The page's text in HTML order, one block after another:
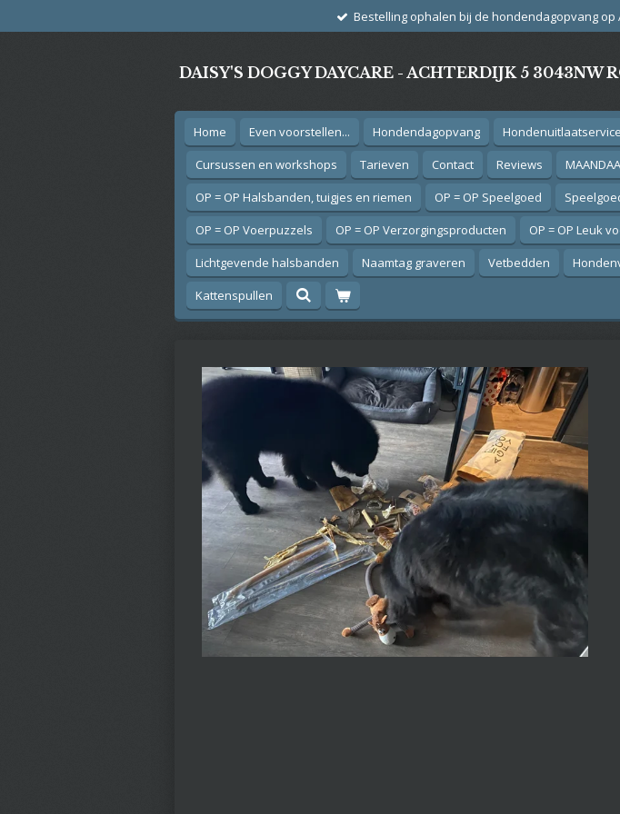
Bestelling ophalen bij de hondendagopvang op
DAISY'S DOGGY DAYCARE - ACHTERDIJK 5 3043NW
Home Even voorstellen... Hondendagopvang Hondenuitlaatservice
Cursussen en workshops
Tarieven Contact Reviews
OP = OP Halsbanden, tuigjes en riemen
OP = OP Speelgoed
OP = OP Voerpuzzels
OP = OP Verzorgingsproducten OP = OP Leuk
Lichtgevende halsbanden
Naamtag graveren Vetbedden
Kattenspullen